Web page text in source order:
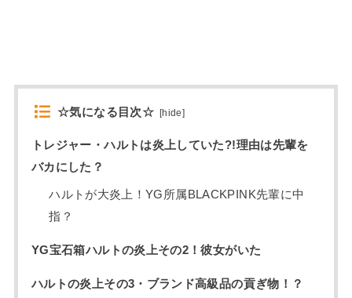
☆気になる目次☆ [hide]
トレジャー・ハルトは炎上していた?!理由は先輩を
バカにした？
ハルトが大炎上！YG所属BLACKPINK先輩に中
指？
YG宝石箱ハルトの炎上その2！彼女がいた
ハルトの炎上その3・ブランド高級品の貢ぎ物！？